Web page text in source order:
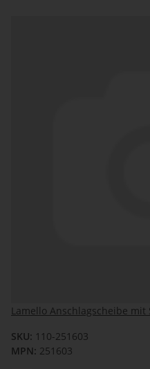
Lamello Anschlagscheibe
SKU: 110-251603
MPN: 251603